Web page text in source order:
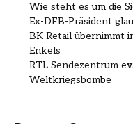
Wie steht es um die
Ex-DFB-Präsident
BK Retail übernimmt
Enkels
RTL-Sendezentrum
Weltkriegsbombe